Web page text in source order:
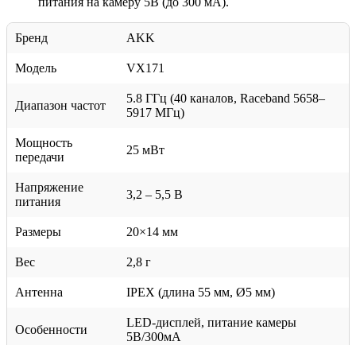
Бренд AKK
Модель VX171
Диапазон частот
5.8 ГГц (40 каналов, Raceband 5658–
5917 МГц)
Мощность
передачи
25 мВт
Напряжение
питания
3,2 – 5,5 В
Размеры 20×14 мм
Вес 2,8 г
Антенна IPEX (длина 55 мм, Ø5 мм)
Особенности
LED-дисплей, питание камеры
5В/300мА